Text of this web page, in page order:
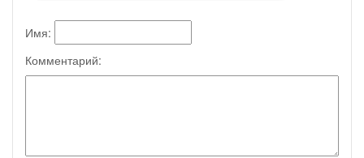
Имя:
Комментарий: